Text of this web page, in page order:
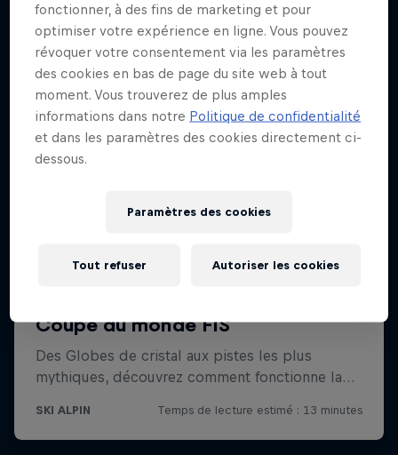
fonctionner, à des fins de marketing et pour
optimiser votre expérience en ligne. Vous pouvez
révoquer votre consentement via les paramètres
des cookies en bas de page du site web à tout
moment. Vous trouverez de plus amples
informations dans notre Politique de confidentialité
et dans les paramètres des cookies directement ci-
dessous.
Paramètres des cookies
Tout refuser Autoriser les cookies